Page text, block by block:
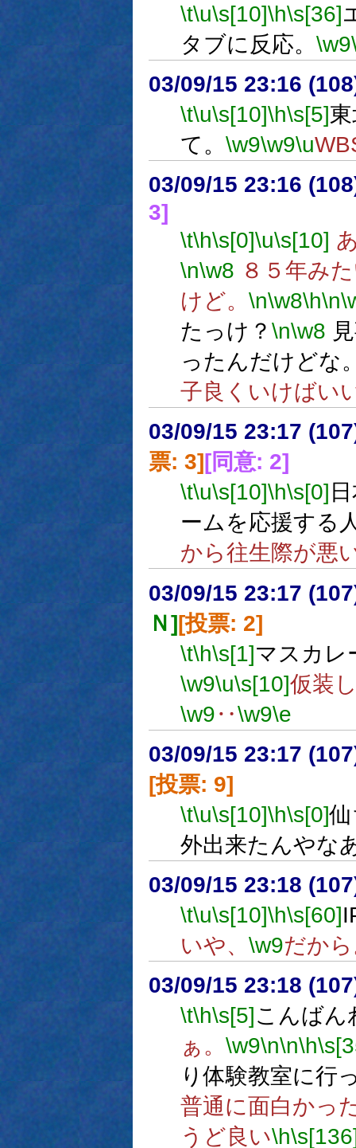
\t\u\s[10]\h\s[36]
タブに反応。 \w9
03/09/15 23:16
\t\u\s[10]\h\s[5]
て。 \w9\w9\u
03/09/15 23:16
3]
\t\h\s[0]\u\s[10]
\n\w8 ８５年み
けど。 \n\w8\h\n
たっけ？ \n\w8
ったんだけどな
子良くいけばい
03/09/15 23:17
票: 3] [同意: 2]
\t\u\s[10]\h\s[0]
ームを応援する
から往生際が悪
03/09/15 23:17
Ｎ][投票: 2]
\t\h\s[1]マスカ
\w9\u\s[10]仮装
\w9‥\w9\e
03/09/15 23:17
[投票: 9]
\t\u\s[10]\h\s[0]
外出来たんやな
03/09/15 23:18
\t\u\s[10]\h\s[60]
いや、 \w9だか
03/09/15 23:18
\t\h\s[5]こんばん
ぁ。 \w9\n\n\h
り体験教室に行
普通に面白かっ
うど良い\h